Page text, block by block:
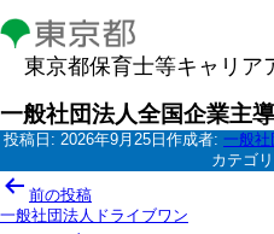
東京都保育士等キャリア
一般社団法人全国企業主
投稿日: 2026年9月25日 作成者: 一般
カテゴ
投
稿
前の投稿
一般社団法人ドライブワン